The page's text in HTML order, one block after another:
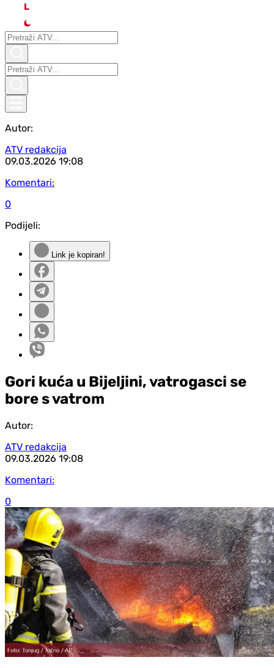
L
Autor:
ATV redakcija
09.03.2026 19:08
Komentari:
0
Podijeli:
Link je kopiran!
Gori kuća u Bijeljini, vatrogasci se
bore s vatrom
Autor:
ATV redakcija
09.03.2026 19:08
Komentari:
0